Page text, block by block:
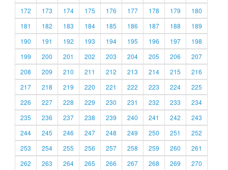
172
173 174 175 176 177 178 179
180
181
182 183 184 185 186 187 188
189
190
191 192 193 194 195 196 197
198
199
200 201 202 203 204 205 206
207
208
209 210 211 212 213 214 215
216
217
218 219 220 221 222 223 224
225
226
227 228 229 230 231 232 233
234
235
236 237 238 239 240 241 242
243
244
245 246 247 248 249 250 251
252
253
254 255 256 257 258 259 260
261
262
263 264 265 266 267 268 269 270